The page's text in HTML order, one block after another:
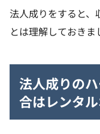
法人成りをすると、
とは理解しておきま
法人成りの
合はレンタ